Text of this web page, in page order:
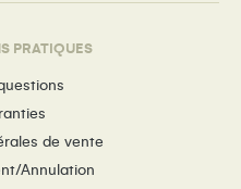
PRATIQUES
de vente
Annulation